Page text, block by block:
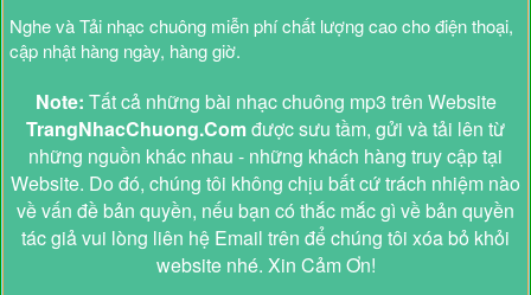
Nghe và Tải nhạc chuông miễn phí chất lượng cao cho điện thoại,
cập nhật hàng ngày, hàng giờ.
Note: Tất cả những bài nhạc chuông mp3 trên Website
TrangNhacChuong.Comđược sưu tầm, gửi và tải lên từ
những nguồn khác nhau - những khách hàng truy cập tại
Website. Do đó, chúng tôi không chịu bất cứ trách nhiệm nào
về vấn đề bản quyền, nếu bạn có thắc mắc gì về bản quyền
tác giả vui lòng liên hệ Email trên để chúng tôi xóa bỏ khỏi
website nhé. Xin Cảm Ơn!